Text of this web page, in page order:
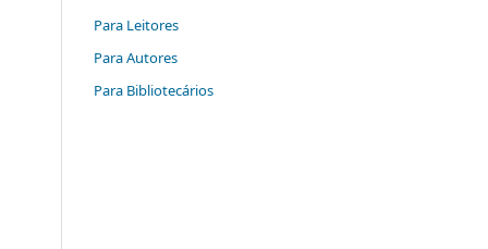
Para Leitores
Para Autores
Para Bibliotecários